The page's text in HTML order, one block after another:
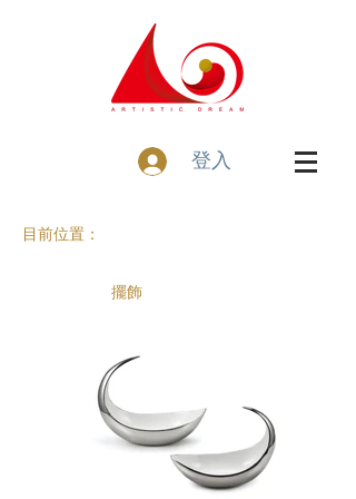
登入
目前位置：
擺飾